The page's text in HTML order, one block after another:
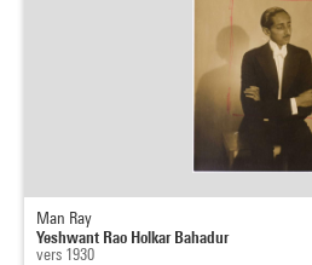
Man Ray
Yeshwant Rao Holkar Bahadur
vers 1930